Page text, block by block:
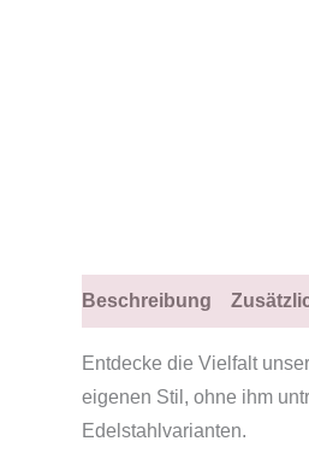
Beschreibung
Entdecke die Vielfalt
eigenen Stil, ohne ihm
Edelstahlvarianten.